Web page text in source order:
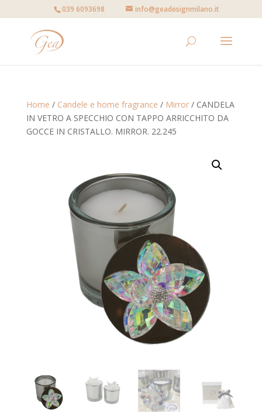
039 6093698 info@geadesignmilano.it
Home / Candele e home fragrance / Mirror/ CANDELA
IN VETRO A SPECCHIO CON TAPPO ARRICCHITO DA
GOCCE IN CRISTALLO. MIRROR. 22.245